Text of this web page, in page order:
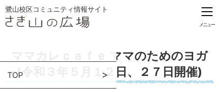
鷺山校区コミュニティ情報サイト
メニュー
TOP
ママカレｃａｆｅ ママのためのヨガ
(令和３年５月１２日、２７日開催)